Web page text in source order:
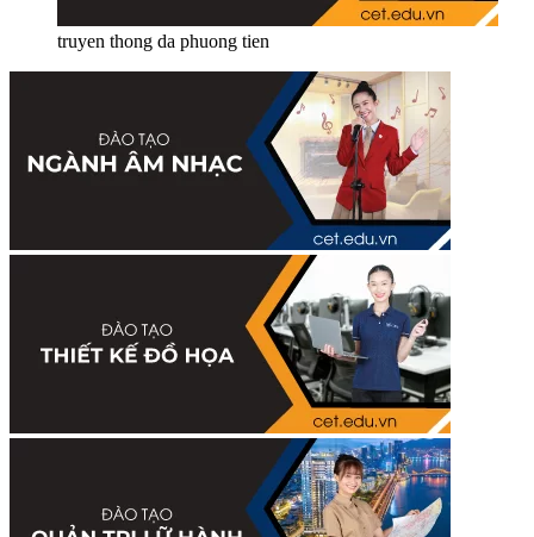
truyen thong da phuong tien